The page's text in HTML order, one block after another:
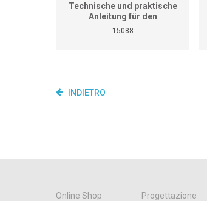
Technische und praktische
Anleitung für den
Heizungsinstallateur (ersetzt
nicht den praktischen
15088
INDIETRO
Online Shop Progettazione